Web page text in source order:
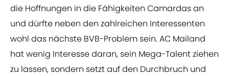
die Hoffnungen in die Fähigkeiten Camardas an
und dürfte neben den zahlreichen Interessenten
wohl das nächste BVB-Problem sein. AC Mailand
hat wenig Interesse daran, sein Mega-Talent ziehen
zu lassen, sondern setzt auf den Durchbruch und